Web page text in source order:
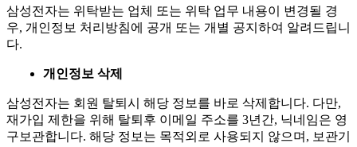
삼성전자는 위탁받는 업체 또는 위탁 업무 내용이 변경될 경
우, 개인정보 처리방침에 공개 또는 개별 공지하여 알려드립니
다.
개인정보 삭제
삼성전자는 회원 탈퇴시 해당 정보를 바로 삭제합니다. 다만,
재가입 제한을 위해 탈퇴후 이메일 주소를 3년간, 닉네임은 영
구보관합니다. 해당 정보는 목적외로 사용되지 않으며, 보관기